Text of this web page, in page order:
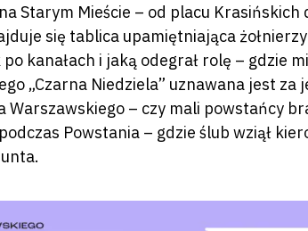
Starym Mieście – od placu Krasińskich
się tablica upamiętniająca
kanałach i jaką odegrał rolę – gdzie
„Czarna Niedziela” uznawana jest za
– czy mali powstańcy
Powstania – gdzie ślub wziął